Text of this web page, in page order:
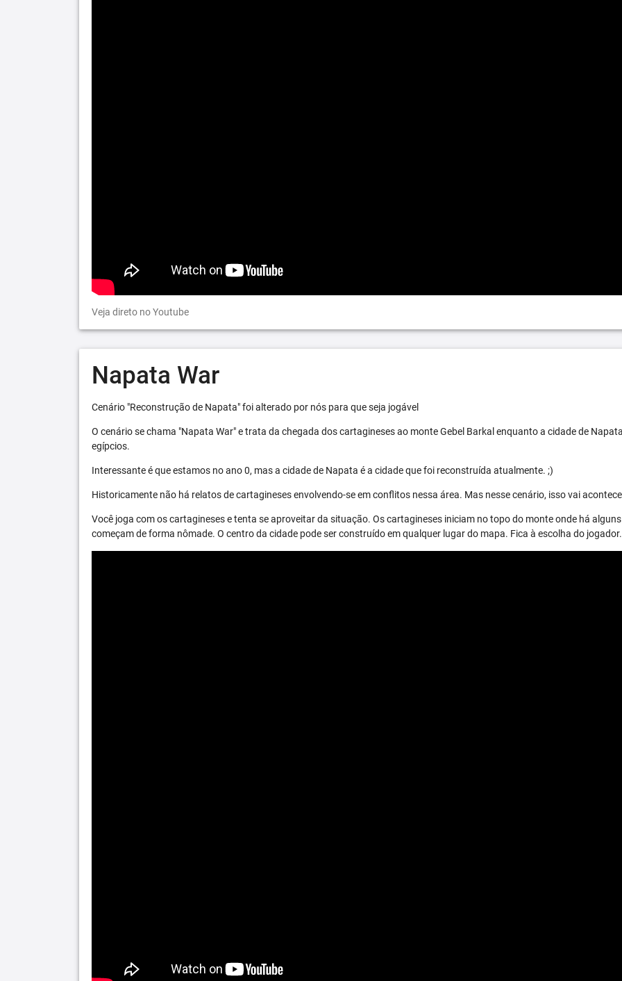
Veja direto no Youtube
Napata War
Cenário "Reconstrução de Napata" foi alterado por nós para que seja jogável
O cenário se chama "Napata War" e trata da chegada dos cartagineses ao monte Gebel Barkal enquanto a cidade de
egípcios.
Interessante é que estamos no ano 0, mas a cidade de Napata é a cidade que foi reconstruída atualmente. ;)
Historicamente não há relatos de cartagineses envolvendo-se em conflitos nessa área. Mas nesse cenário, isso vai
Você joga com os cartagineses e tenta se aproveitar da situação. Os cartagineses iniciam no topo do monte onde há
começam de forma nômade. O centro da cidade pode ser construído em qualquer lugar do mapa. Fica à escolha do jogador.